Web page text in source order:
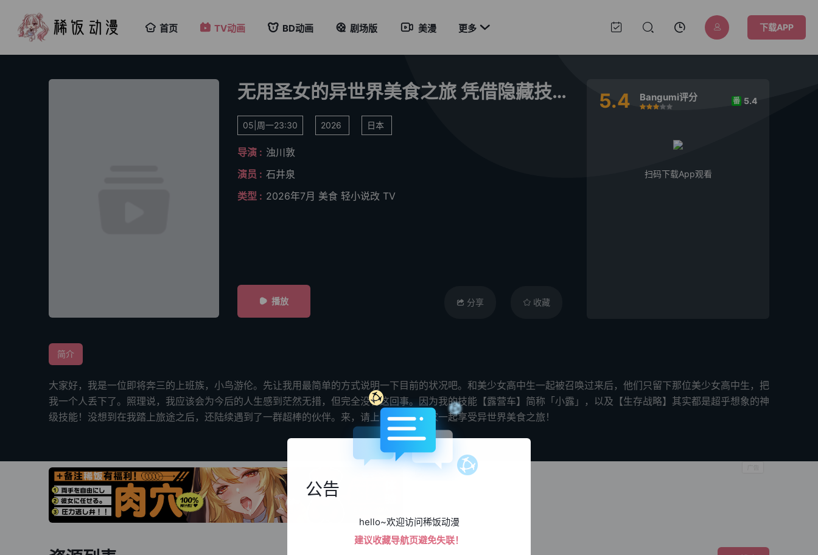
首页 TV动画 BD动画 剧场版 美漫 更多  下载APP
无用圣女的异世界美食之旅 凭借隐藏技能召唤露营车
05|周一23:30 2026 日本
导演 : 浊川敦
演员 : 石井泉
类型 : 2026年7月 美食 轻小说改 TV
播放 分享 收藏
5.4 Bangumi评分
很差
较差还行
推荐
力荐
番 5.4
扫码下载App观看
简介
大家好，我是一位即将奔三的上班族，小鸟游伦。先让我用最简单的方式说明一下目前的状况吧。和美少女高中生一起被召唤过来后，他们只留下那位美少女高中生，把
我一个人丢下了。照理说，我应该会为今后的人生感到茫然无措，但完全没有这回事。因为我的技能【露营车】简称「小露」，以及【生存战略】其实都是超乎想象的神
级技能！没想到在我踏上旅途之后，还陆续遇到了一群超棒的伙伴。来，请上车吧！和大家一起享受异世界美食之旅！
公告
hello~欢迎访问稀饭动漫
建议收藏导航页避免失联！